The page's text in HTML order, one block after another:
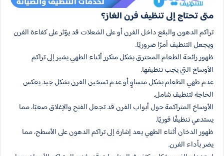
متى تحتاج إلى تنظيف فرن الغاز؟
تراكم الدهون والبقع داخل الفرن أو على الشعلات قد يؤثر على كفاءة الفرن
ويجعل التنظيف أمرًا ضروريًا.
ظهور رائحة الطعام المحترق بشكل متكرر أثناء الطهي يشير إلى تراكم
الأوساخ التي يجب تنظيفها.
عدم طهي الطعام بشكل متساوٍ أو عدم تسخين الفرن بشكل جيد يعكس
الحاجة لتنظيف شامل.
الأوساخ المتراكمة حول أبواب الفرن قد تجعل الفتح والإغلاق صعبًا، مما
يستدعي تنظيفًا فوريًا.
ظهور الدخان أثناء الطهي يعد إشارة إلى تراكم الدهون على الأسطح، مما
يضر بأداء الفرن.